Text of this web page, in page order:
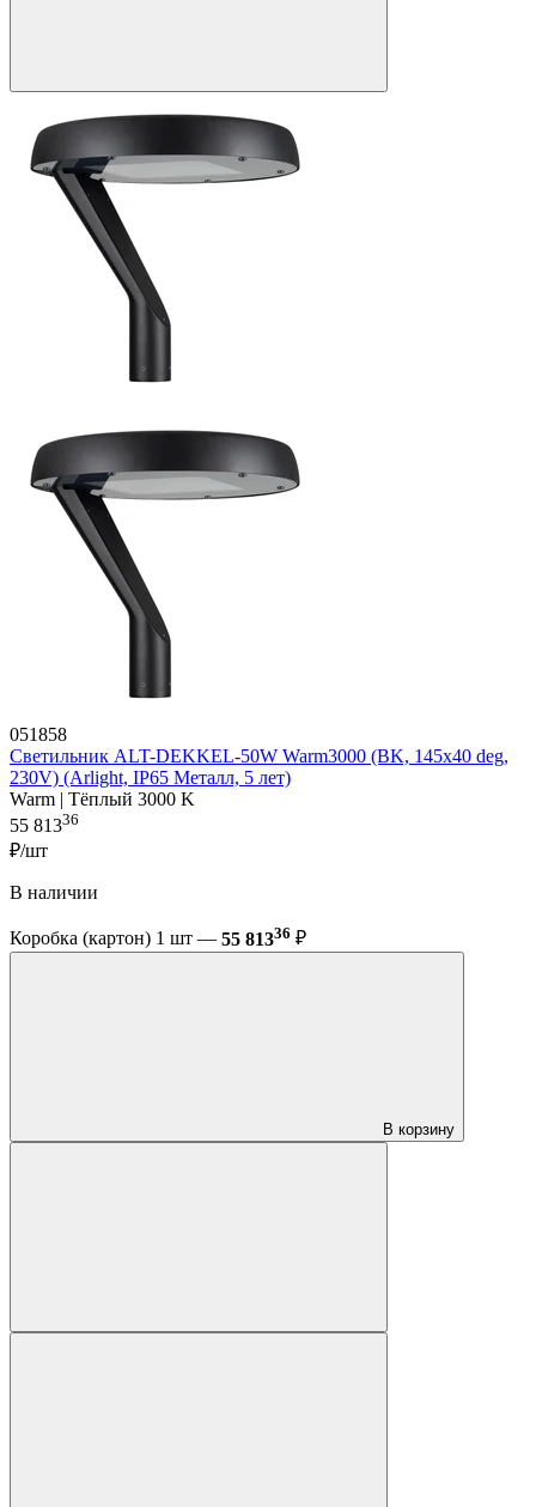
051858
Светильник ALT-DEKKEL-50W Warm3000 (BK, 145x40 deg,
230V) (Arlight, IP65 Металл, 5 лет)
Warm | Тёплый 3000 K
55 81336
₽/шт
В наличии
Коробка (картон) 1 шт — 55 81336 ₽
В корзину